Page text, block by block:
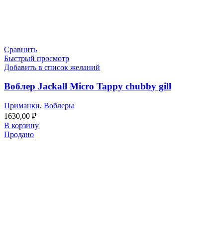
Сравнить
Быстрый просмотр
Добавить в список желаний
Воблер Jackall Micro Tappy chubby gill
Приманки, Воблеры
1630,00 ₽
В корзину
Продано